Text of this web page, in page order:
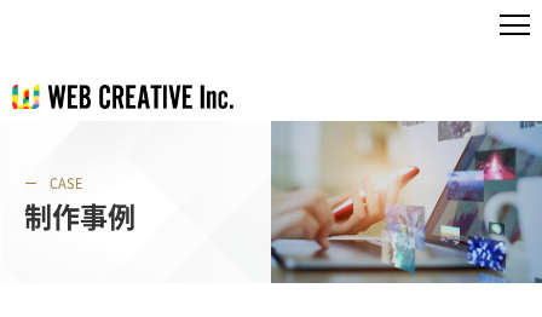
CASE
制作事例